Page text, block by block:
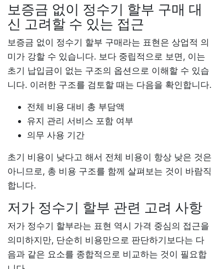
보증금 없이 정수기 할부 구매 대
신 고려할 수 있는 접근
보증금 없이 정수기 할부 구매라는 표현은 상업적 의
미가 강할 수 있습니다. 보다 중립적으로 보면, 이는
초기 납입금이 없는 구조의 옵션으로 이해할 수 있습
니다. 이러한 구조를 검토할 때는 다음을 확인합니다.
전체 비용 대비 총 부담액
유지 관리 서비스 포함 여부
의무 사용 기간
초기 비용이 낮다고 해서 전체 비용이 항상 낮은 것은
아니므로, 총 비용 구조를 함께 살펴보는 것이 바람직
합니다.
저가 정수기 할부 관련 고려 사항
저가 정수기 할부라는 표현 역시 가격 중심의 접근을
의미하지만, 단순히 비용만으로 판단하기보다는 다
음과 같은 요소를 종합적으로 비교하는 것이 필요합